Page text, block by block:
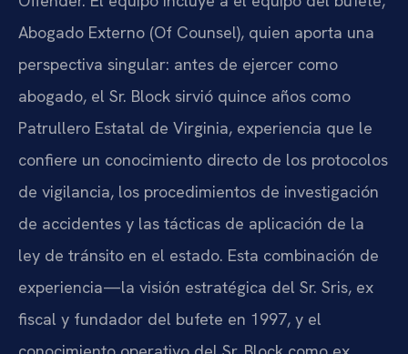
Abogado Externo (Of Counsel), quien aporta una
perspectiva singular: antes de ejercer como
abogado, el Sr. Block sirvió quince años como
Patrullero Estatal de Virginia, experiencia que le
confiere un conocimiento directo de los protocolos
de vigilancia, los procedimientos de investigación
de accidentes y las tácticas de aplicación de la
ley de tránsito en el estado. Esta combinación de
experiencia—la visión estratégica del Sr. Sris, ex
fiscal y fundador del bufete en 1997, y el